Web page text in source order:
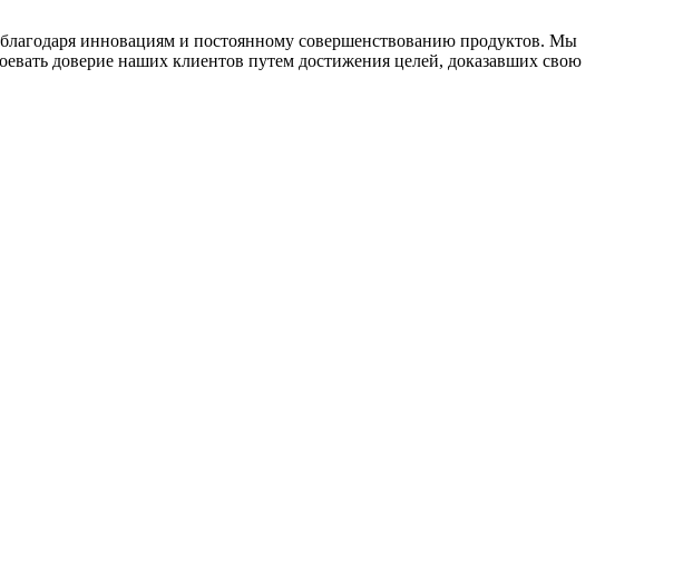
инновациям и постоянному совершенствованию продуктов. Мы
доверие наших клиентов путем достижения целей, доказавших свою